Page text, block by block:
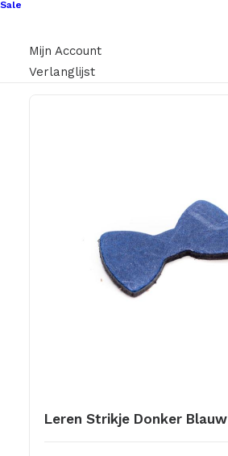
Sale
Mijn Account
Verlanglijst
Leren Strikje Donker Blauw